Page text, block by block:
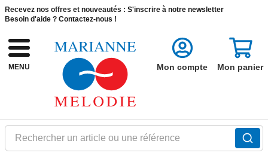
Recevez nos offres et nouveautés : S'inscrire à notre newsletter
Besoin d'aide ? Contactez-nous !
MENU
Rechercher un article ou une référence
Mon compte Mon panier